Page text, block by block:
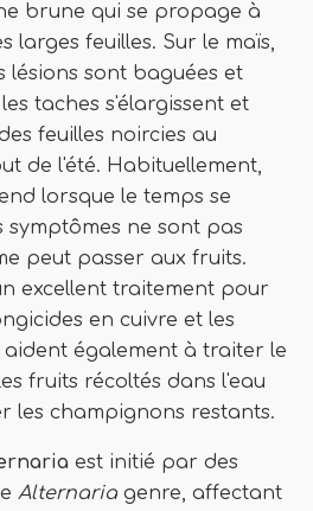
brune qui se propage à
larges feuilles. Sur le maïs,
lésions sont baguées et
taches s'élargissent et
feuilles noircies au
de l'été. Habituellement,
lorsque le temps se
symptômes ne sont pas
peut passer aux fruits.
excellent traitement pour
en cuivre et les
également à traiter le
fruits récoltés dans l'eau
les champignons restants.
est initié par des
Alternaria genre, affectant